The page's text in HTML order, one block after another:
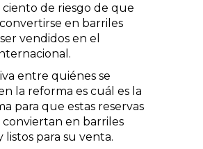
de riesgo de que
en barriles
vendidos en el
entre quiénes se
la reforma es cuál es la
para que estas reservas
conviertan en barriles
listos para su venta.